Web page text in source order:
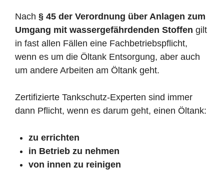
Nach § 45 der Verordnung über Anlagen zum
Umgang mit wassergefährdenden Stoffen gilt
in fast allen Fällen eine Fachbetriebspflicht,
wenn es um die Öltank Entsorgung, aber auch
um andere Arbeiten am Öltank geht.
Zertifizierte Tankschutz-Experten sind immer
dann Pflicht, wenn es darum geht, einen Öltank:
zu errichten
in Betrieb zu nehmen
von innen zu reinigen